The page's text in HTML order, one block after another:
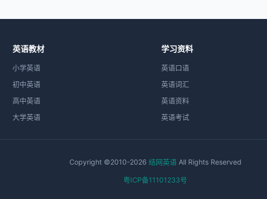
英语教材
小学英语
初中英语
高中英语
大学英语
学习资料
英语口语
英语词汇
英语资料
英语考试
Copyright ©2010-2026 结网英语All Rights Reserved
粤ICP备11101233号